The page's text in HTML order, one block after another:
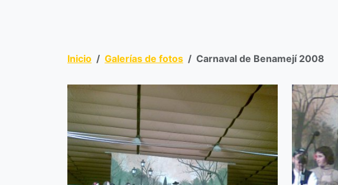
Inicio Galerías de fotos Carnaval de Benamejí 2008